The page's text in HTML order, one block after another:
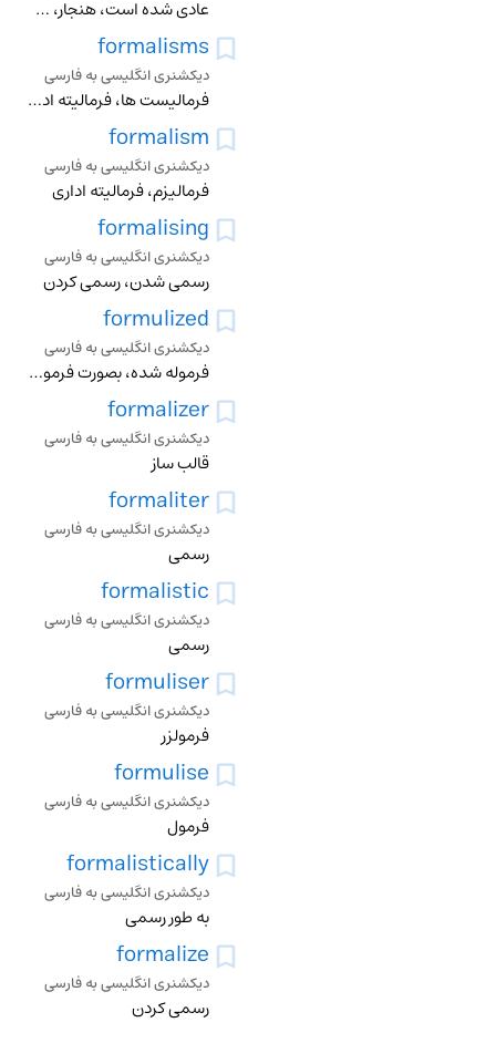
عادی شده است، هنجار، هنجار شده
formalisms
دیکشنری انگلیسی به فارسی
فرمالیست ها، فرمالیته اداری
formalism
دیکشنری انگلیسی به فارسی
فرمالیزم، فرمالیته اداری
formalising
دیکشنری انگلیسی به فارسی
رسمی شدن، رسمی کردن
formulized
دیکشنری انگلیسی به فارسی
فرموله شده، بصورت فرمول دراوردن
formalizer
دیکشنری انگلیسی به فارسی
قالب ساز
formaliter
دیکشنری انگلیسی به فارسی
رسمی
formalistic
دیکشنری انگلیسی به فارسی
رسمی
formuliser
دیکشنری انگلیسی به فارسی
فرمولزر
formulise
دیکشنری انگلیسی به فارسی
فرمول
formalistically
دیکشنری انگلیسی به فارسی
به طور رسمی
formalize
دیکشنری انگلیسی به فارسی
رسمی کردن